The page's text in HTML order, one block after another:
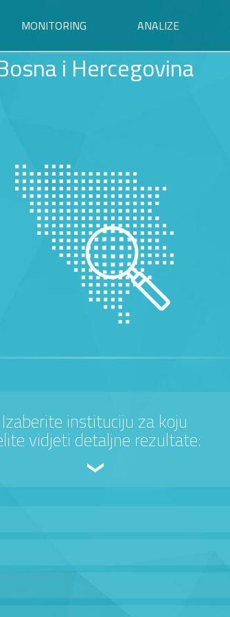
MONITORING ANALIZE
i Hercegovina
Izaberite instituciju za koju
vidjeti detaljne rezultate: